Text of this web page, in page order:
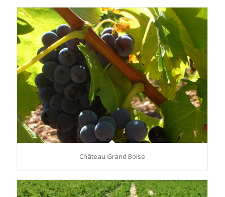
Château Grand Boise